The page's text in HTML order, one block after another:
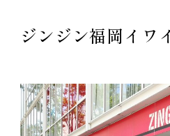
ジンジン福岡イワ